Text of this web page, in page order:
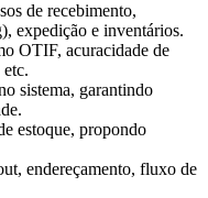
de recebimento,
expedição e inventários.
OTIF, acuracidade de
sistema, garantindo
estoque, propondo
endereçamento, fluxo de